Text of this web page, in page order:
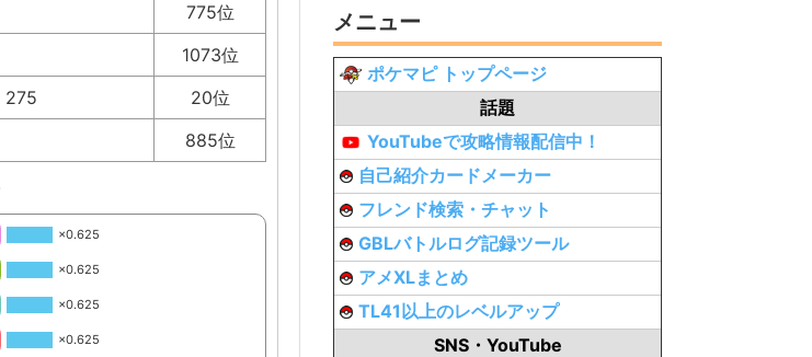
775位
1073位
275
20位
885位
×0.625
×0.625
×0.625
×0.625
メニュー
ポケマピ トップページ
話題
YouTubeで攻略情報配信中！
自己紹介カードメーカー
フレンド検索・チャット
GBLバトルログ記録ツール
アメXLまとめ
TL41以上のレベルアップ
SNS・YouTube